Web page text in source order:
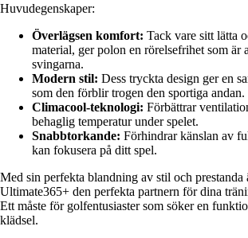
Huvudegenskaper:
Överlägsen komfort: Tack vare sitt lätta
material, ger polon en rörelsefrihet som är
svingarna.
Modern stil: Dess tryckta design ger en
som den förblir trogen den sportiga andan.
Climacool-teknologi: Förbättrar
behaglig temperatur under spelet.
Snabbtorkande: Förhindrar känslan av
kan fokusera på ditt spel.
Med sin perfekta blandning av stil och prestanda
Ultimate365+ den perfekta partnern för dina
Ett måste för golfentusiaster som söker en
klädsel.